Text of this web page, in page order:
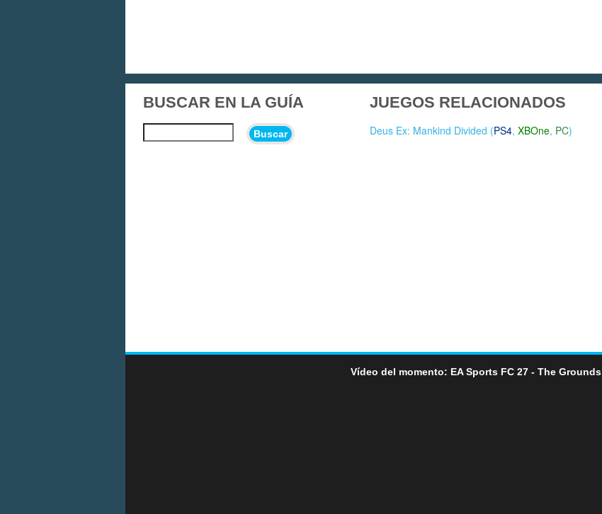
BUSCAR EN LA GUÍA
Buscar
JUEGOS RELACIONADOS
Deus Ex: Mankind Divided (PS4, XBOne, PC)
Vídeo del momento: EA Sports FC 27 - The Grounds